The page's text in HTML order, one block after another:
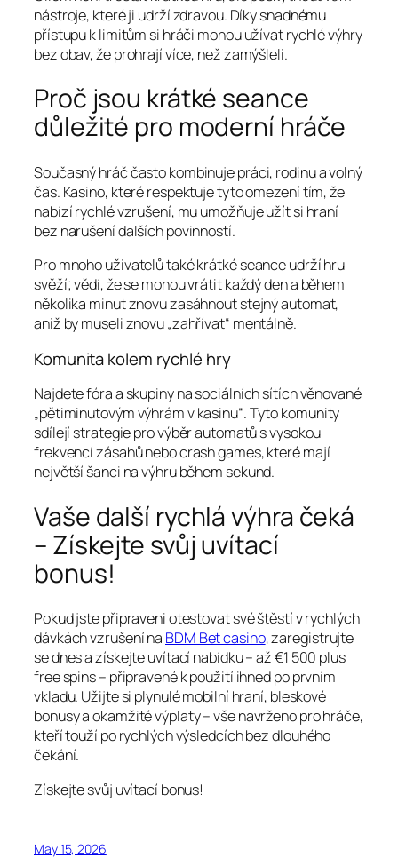
nástroje, které ji udrží zdravou. Díky snadnému
přístupu k limitům si hráči mohou užívat rychlé výhry
bez obav, že prohrají více, než zamýšleli.
Proč jsou krátké seance
důležité pro moderní hráče
Současný hráč často kombinuje práci, rodinu a volný
čas. Kasino, které respektuje tyto omezení tím, že
nabízí rychlé vzrušení, mu umožňuje užít si hraní
bez narušení dalších povinností.
Pro mnoho uživatelů také krátké seance udrží hru
svěží; vědí, že se mohou vrátit každý den a během
několika minut znovu zasáhnout stejný automat,
aniž by museli znovu „zahřívat“ mentálně.
Komunita kolem rychlé hry
Najdete fóra a skupiny na sociálních sítích věnované
„pětiminutovým výhrám v kasinu“. Tyto komunity
sdílejí strategie pro výběr automatů s vysokou
frekvencí zásahů nebo crash games, které mají
největší šanci na výhru během sekund.
Vaše další rychlá výhra čeká
– Získejte svůj uvítací
bonus!
Pokud jste připraveni otestovat své štěstí v rychlých
dávkách vzrušení na BDM Bet casino, zaregistrujte
se dnes a získejte uvítací nabídku – až €1 500 plus
free spins – připravené k použití ihned po prvním
vkladu. Užijte si plynulé mobilní hraní, bleskové
bonusy a okamžité výplaty – vše navrženo pro hráče,
kteří touží po rychlých výsledcích bez dlouhého
čekání.
Získejte svůj uvítací bonus!
May 15, 2026